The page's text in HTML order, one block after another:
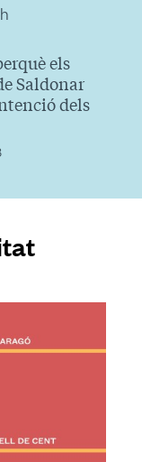
els
Saldonar
dels